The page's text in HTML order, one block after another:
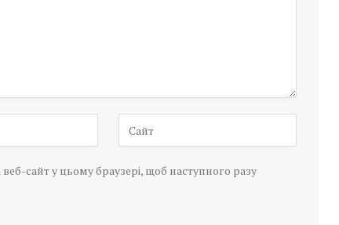
сайт у цьому браузері, щоб наступного разу